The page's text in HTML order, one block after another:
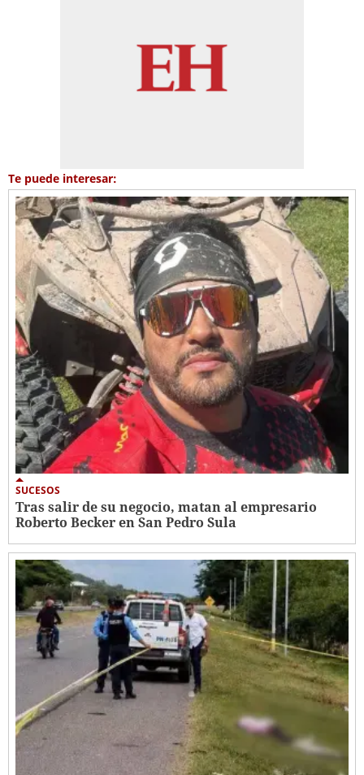
Te puede interesar:
SUCESOS
Tras salir de su negocio, matan al empresario
Roberto Becker en San Pedro Sula